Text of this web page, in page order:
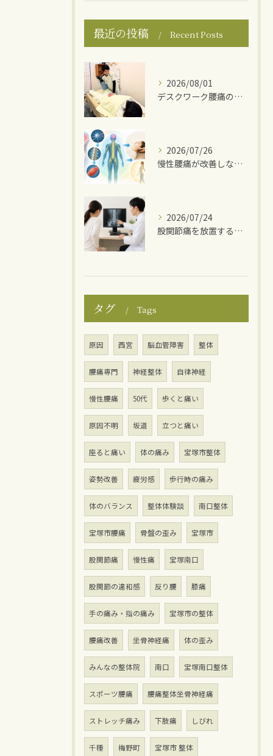
最近の投稿 Recent Posts
2026/08/01
デスクワーク腰痛の原因
2026/07/26
慢性腰痛が改善しない理由
2026/07/24
股関節痛を放置するとどうなる？
タグ Tags
原因 西宮 脳血管障害 整体
腰痛専門 神経整体 自律神経
慢性腰痛 50代 歩くと痛い
原因不明 坂道 立つと痛い
座ると痛い 体の痛み 宝塚市整体
姿勢改善 疲労感 歩行時の痛み
体のバランス 整体体験談 南口整体
宝塚市腰痛 骨盤の歪み 宝塚市
股関節痛 慢性痛 宝塚南口
股関節の違和感 反り腰 膝痛
手の痛み・指の痛み 宝塚市の整体
腰痛改善 坐骨神経痛 体の歪み
みんなの整体院 南口 宝塚南口整体
スポーツ腰痛 腰痛整体坐骨神経痛
ストレッチ痛み 下肢痛 しびれ
千種 梅野町 宝塚市 整体